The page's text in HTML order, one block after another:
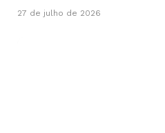
27 de julho de 2026